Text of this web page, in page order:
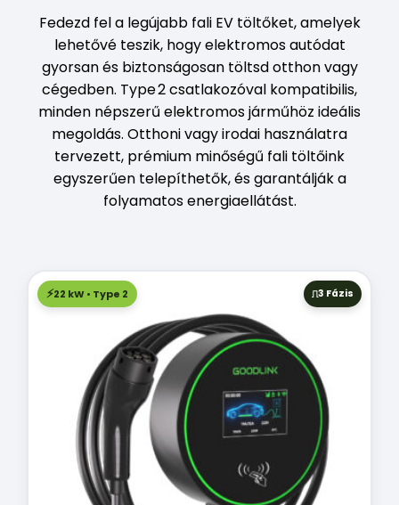
Fedezd fel a legújabb fali EV töltőket, amelyek
lehetővé teszik, hogy elektromos autódat
gyorsan és biztonságosan töltsd otthon vagy
cégedben. Type 2 csatlakozóval kompatibilis,
minden népszerű elektromos járműhöz ideális
megoldás. Otthoni vagy irodai használatra
tervezett, prémium minőségű fali töltőink
egyszerűen telepíthetők, és garantálják a
folyamatos energiaellátást.
22 kW • Type 2 3 Fázis